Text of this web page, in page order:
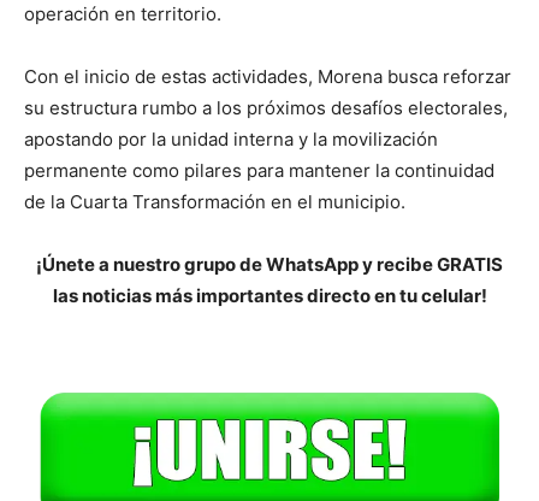
operación en territorio.
Con el inicio de estas actividades, Morena busca reforzar
su estructura rumbo a los próximos desafíos electorales,
apostando por la unidad interna y la movilización
permanente como pilares para mantener la continuidad
de la Cuarta Transformación en el municipio.
¡Únete a nuestro grupo de WhatsApp y recibe GRATIS
las noticias más importantes directo en tu celular!